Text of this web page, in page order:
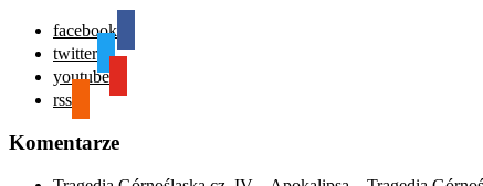
facebook
twitter
youtube
rss
Komentarze